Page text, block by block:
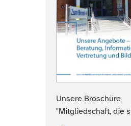
Unsere Broschüre
"Mitgliedschaft, die